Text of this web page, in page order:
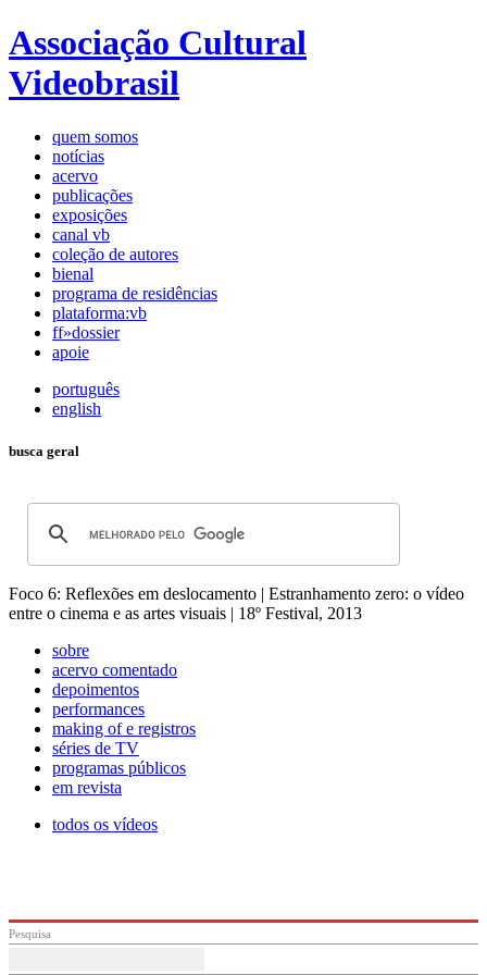
Associação Cultural
Videobrasil
quem somos
notícias
acervo
publicações
exposições
canal vb
coleção de autores
bienal
programa de residências
plataforma:vb
ff»dossier
apoie
português
english
busca geral
Foco 6: Reflexões em deslocamento | Estranhamento zero: o vídeo
entre o cinema e as artes visuais | 18º Festival, 2013
sobre
acervo comentado
depoimentos
performances
making of e registros
séries de TV
programas públicos
em revista
todos os vídeos
Pesquisa